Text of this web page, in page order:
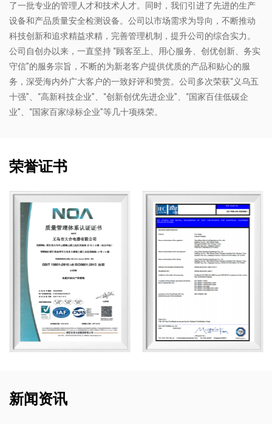
了一批专业的管理人才和技术人才。同时，我们引进了先进的生产
设备和产品质量安全检测设备。公司以市场需求为导向，不断推动
科技创新和追求精益求精，完善管理机制，提升公司的综合实力。
公司自创办以来，一直坚持 “顾客至上、用心服务、创优创新、务实
守信”的服务宗旨，不断的为新老客户提供优质的产品和贴心的服
务，深受海内外广大客户的一致好评和赞赏。公司多次荣获“义乌五
十强”、“高新科技企业”、“创新创优先进企业”、“国家百佳低碳企
业”、“国家百家绿标企业”等几十项殊荣。
荣誉证书
新闻资讯